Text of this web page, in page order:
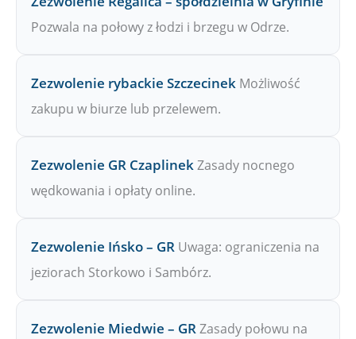
Pozwala na połowy z łodzi i brzegu w Odrze.
Zezwolenie rybackie Szczecinek Możliwość
zakupu w biurze lub przelewem.
Zezwolenie GR CzaplinekZasady nocnego
wędkowania i opłaty online.
Zezwolenie Ińsko – GR Uwaga: ograniczenia na
jeziorach Storkowo i Sambórz.
Zezwolenie Miedwie – GRZasady połowu na